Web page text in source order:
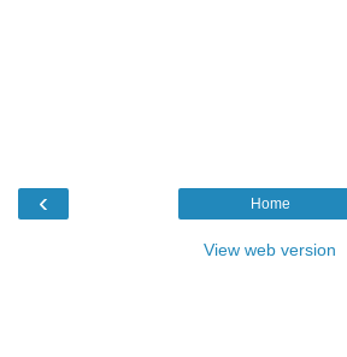
‹ Home
View web version